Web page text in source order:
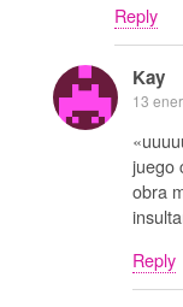
Reply
Kay
13
juego
obra
Reply